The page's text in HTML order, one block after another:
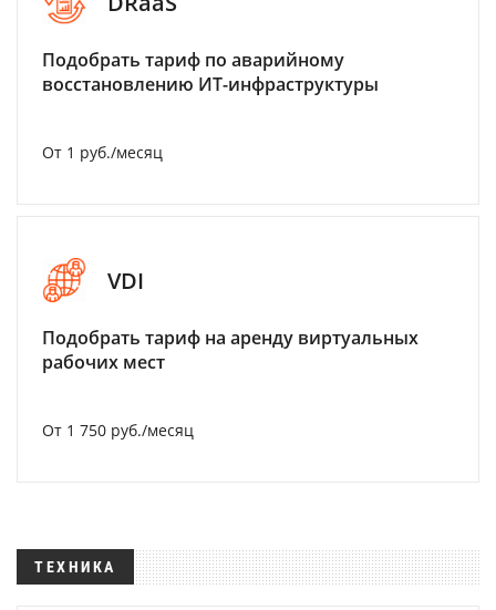
Подобрать тариф по аварийному
восстановлению ИТ-инфраструктуры
От 1 руб./месяц
VDI
Подобрать тариф на аренду виртуальных
рабочих мест
От 1 750 руб./месяц
ТЕХНИКА